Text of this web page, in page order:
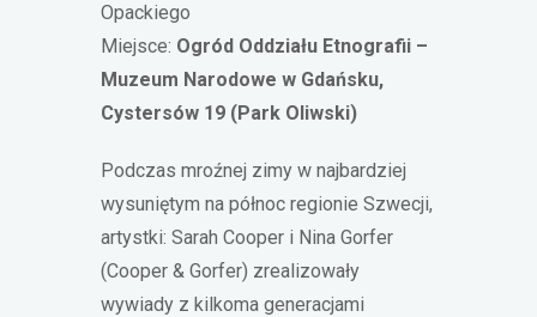
Opackiego
Miejsce: Ogród Oddziału Etnografii –
Muzeum Narodowe w Gdańsku,
Cystersów 19 (Park Oliwski)
Podczas mroźnej zimy w najbardziej
wysuniętym na północ regionie Szwecji,
artystki: Sarah Cooper i Nina Gorfer
(Cooper & Gorfer) zrealizowały
wywiady z kilkoma generacjami